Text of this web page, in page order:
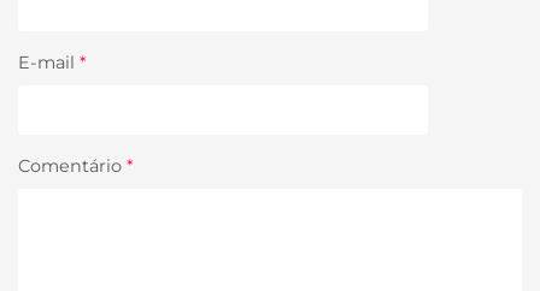
E-mail *
Comentário *